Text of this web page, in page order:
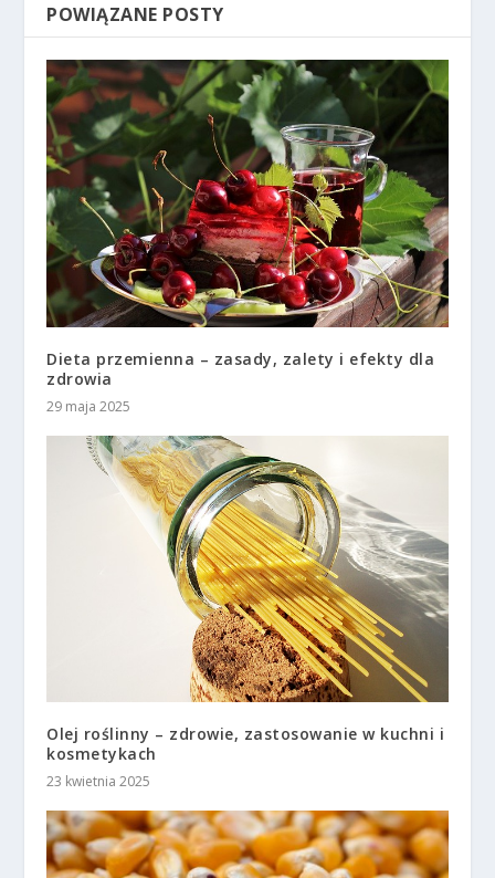
POWIĄZANE POSTY
Dieta przemienna – zasady, zalety i efekty dla
zdrowia
29 maja 2025
Olej roślinny – zdrowie, zastosowanie w kuchni i
kosmetykach
23 kwietnia 2025